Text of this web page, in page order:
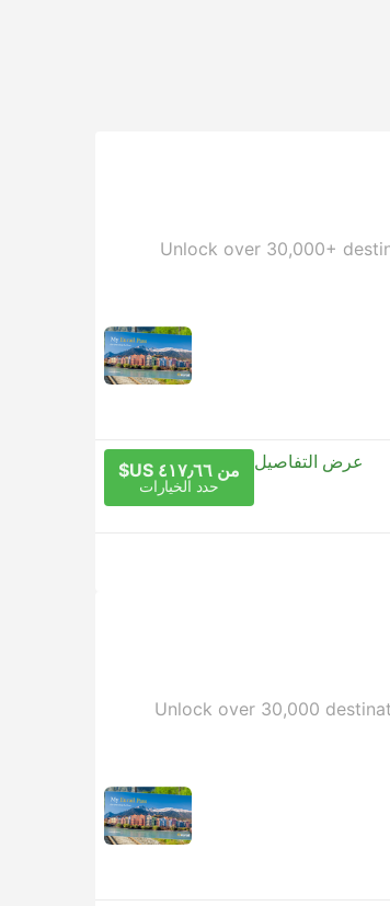
Unlock over 30,000+
عرض التفاصيل من ٤١٧٫٦٦ US$
حدد الخيارات
Unlock over 30,000